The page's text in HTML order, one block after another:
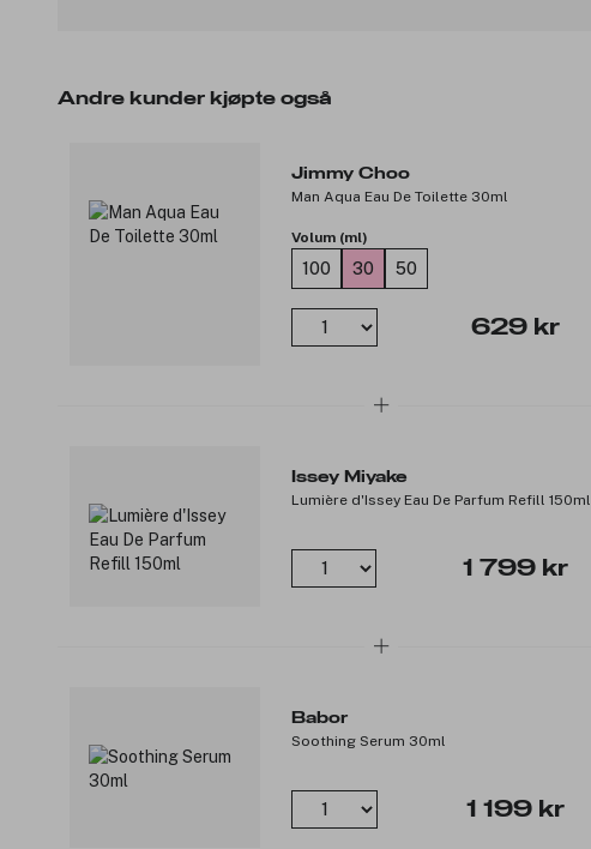
Andre kunder kjøpte også
Jimmy Choo
Man Aqua Eau De Toilette 30ml
Volum (ml)
100 30 50
629 kr
Issey Miyake
Lumière d'Issey Eau De Parfum Refill 150ml
1 799 kr
Babor
Soothing Serum 30ml
1 199 kr